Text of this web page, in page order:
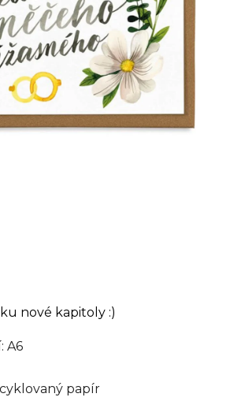
nové kapitoly :)
A6
papír